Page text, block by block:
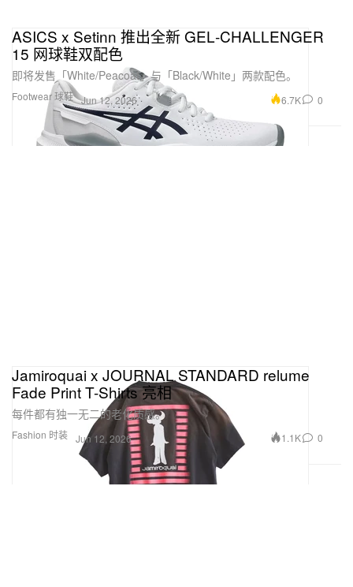
Footwear 球鞋
ASICS x Setinn 推出全新 GEL‑CHALLENGER
15 网球鞋双配色
即将发售「White/Peacoat」与「Black/White」两款配色。
Jun 12, 2026 6.7K 0
Fashion 时装
Jamiroquai x JOURNAL STANDARD relume
Fade Print T-Shirts 亮相
每件都有独一无二的老化质感。
Jun 12, 2026 1.1K 0